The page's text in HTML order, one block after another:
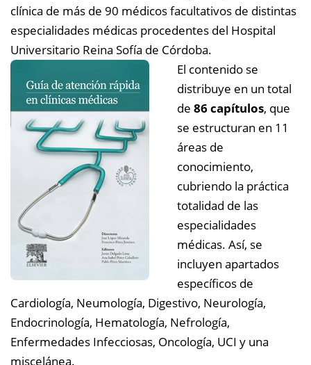
clínica de más de 90 médicos facultativos de distintas
especialidades médicas procedentes del Hospital
Universitario Reina Sofía de Córdoba.
El contenido se
distribuye en un total
de 86 capítulos, que
se estructuran en 11
áreas de
conocimiento,
cubriendo la práctica
totalidad de las
especialidades
médicas. Así, se
incluyen apartados
específicos de
Cardiología, Neumología, Digestivo, Neurología,
Endocrinología, Hematología, Nefrología,
Enfermedades Infecciosas, Oncología, UCI y una
miscelánea.